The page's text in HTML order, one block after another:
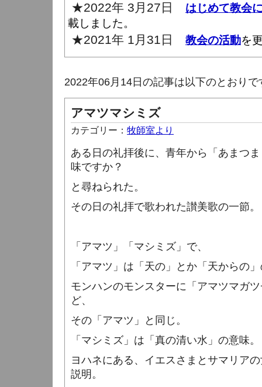
★2022年 3月27日
はじめて教会
載しました。
★2021年 1月31日 教会の活動を
2022年06月14日の記事は以下のとおりで
アマツマシミズ
カテゴリー： 牧師室より
ある日の礼拝後に、青年から「あまつ
味ですか？
と尋ねられた。
その日の礼拝で歌われた讃美歌の一節。
「アマツ」「マシミズ」で、
「アマツ」は「天の」とか「天からの
モンハンのモンスターに「アマツマガ
ど、
その「アマツ」と同じ。
「マシミズ」は「真の清い水」の意味。
ヨハネにある、イエスさまとサマリア
説明。